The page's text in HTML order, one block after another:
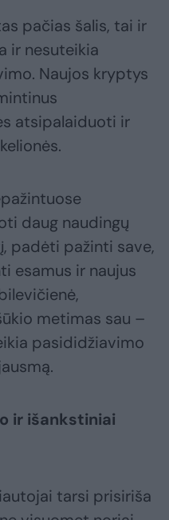
pačias šalis, tai ir
ir nesuteikia
Naujos kryptys
atsipalaiduoti ir
daug naudingų
padėti pažinti save,
esamus ir naujus
metimas sau –
pasididžiavimo
ir išankstiniai
tarsi prisiriša